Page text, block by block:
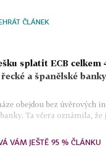
ČLÁNEK
splatit ECB
a španělské banky
obejdou bez úvěrových
Ta včera oznámila, že
VÁM JEŠTĚ 95 % ČLÁNKU